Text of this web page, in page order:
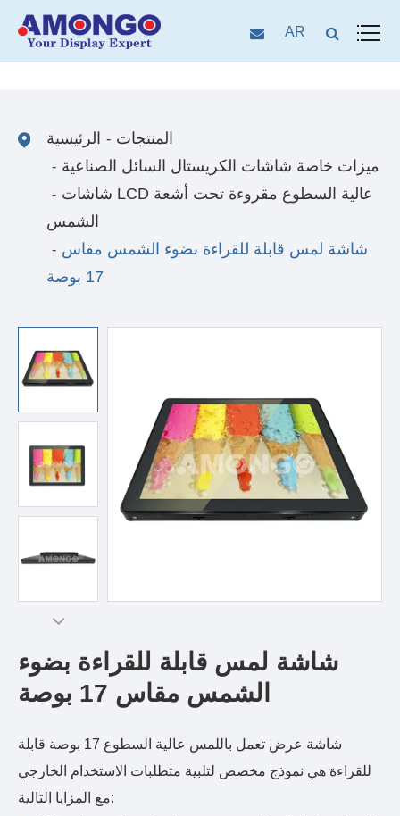
AR
الرئيسية
المنتجات
ميزات خاصة شاشات الكريستال السائل الصناعية
شاشات LCD عالية السطوع مقروءة تحت أشعة
الشمس
شاشة لمس قابلة للقراءة بضوء الشمس مقاس
17 بوصة
شاشة لمس قابلة للقراءة بضوء
الشمس مقاس 17 بوصة
شاشة عرض تعمل باللمس عالية السطوع 17 بوصة قابلة
للقراءة هي نموذج مخصص لتلبية متطلبات الاستخدام الخارجي
مع المزايا التالية: